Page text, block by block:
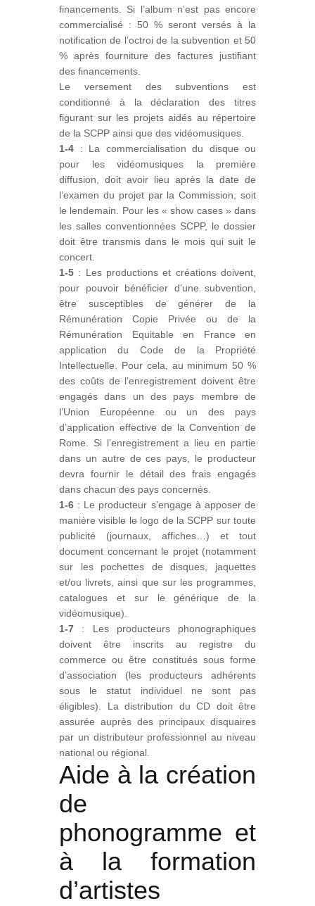
financements. Si l’album n’est pas encore
commercialisé : 50 % seront versés à la
notification de l’octroi de la subvention et 50
% après fourniture des factures justifiant
des financements.
Le versement des subventions est
conditionné à la déclaration des titres
figurant sur les projets aidés au répertoire
de la SCPP ainsi que des vidéomusiques.
1-4 : La commercialisation du disque ou
pour les vidéomusiques la première
diffusion, doit avoir lieu après la date de
l’examen du projet par la Commission, soit
le lendemain. Pour les « show cases » dans
les salles conventionnées SCPP, le dossier
doit être transmis dans le mois qui suit le
concert.
1-5 : Les productions et créations doivent,
pour pouvoir bénéficier d’une subvention,
être susceptibles de générer de la
Rémunération Copie Privée ou de la
Rémunération Equitable en France en
application du Code de la Propriété
Intellectuelle. Pour cela, au minimum 50 %
des coûts de l’enregistrement doivent être
engagés dans un des pays membre de
l’Union Européenne ou un des pays
d’application effective de la Convention de
Rome. Si l’enregistrement a lieu en partie
dans un autre de ces pays, le producteur
devra fournir le détail des frais engagés
dans chacun des pays concernés.
1-6 : Le producteur s’engage à apposer de
manière visible le logo de la SCPP sur toute
publicité (journaux, affiches…) et tout
document concernant le projet (notamment
sur les pochettes de disques, jaquettes
et/ou livrets, ainsi que sur les programmes,
catalogues et sur le générique de la
vidéomusique).
1-7 : Les producteurs phonographiques
doivent être inscrits au registre du
commerce ou être constitués sous forme
d’association (les producteurs adhérents
sous le statut individuel ne sont pas
éligibles). La distribution du CD doit être
assurée auprès des principaux disquaires
par un distributeur professionnel au niveau
national ou régional.
Aide à la création
de
phonogramme et
à la formation
d’artistes